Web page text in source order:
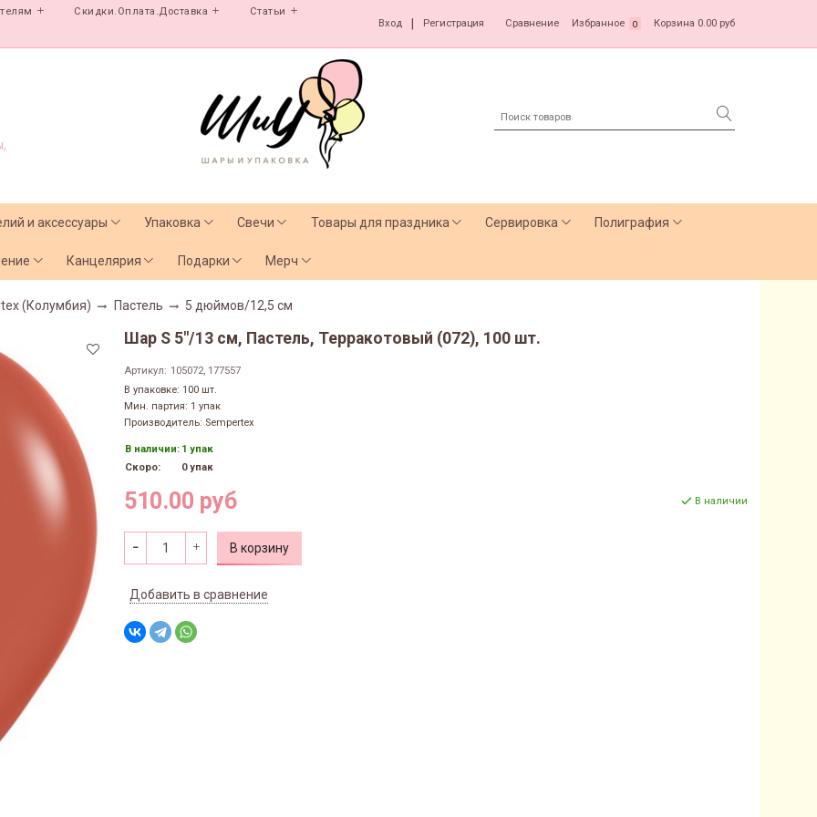
Скидки.Оплата.Доставка
Статьи
Вход
Регистрация Сравнение Избранное 0 Корзина 0.00 руб
и аксессуары Упаковка Свечи Товары для праздника Сервировка Полиграфия
Канцелярия Подарки Мерч
(Колумбия) Пастель 5 дюймов/12,5 см
Шар S 5"/13 см, Пастель, Терракотовый (072), 100 шт.
Артикул: 105072, 177557
В упаковке: 100 шт.
Мин. партия: 1 упак
Производитель: Sempertex
В наличии: 1 упак
Скоро:
0 упак
510.00 руб В наличии
В корзину
Добавить в сравнение